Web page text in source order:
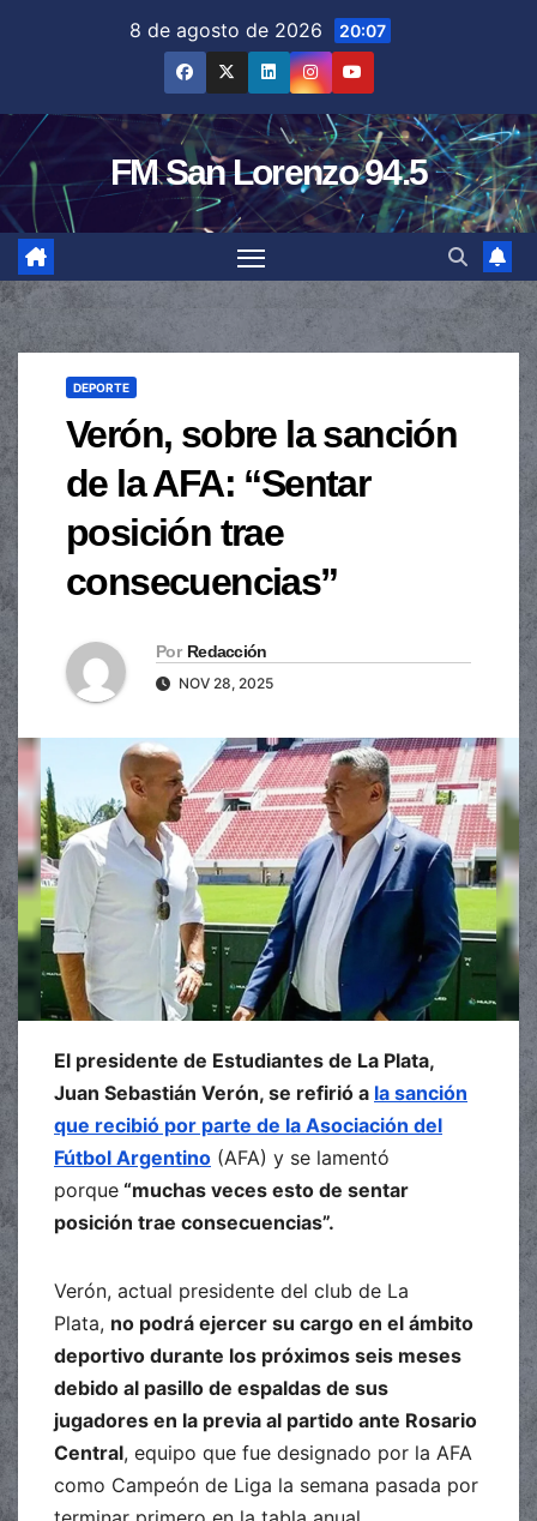
8 de agosto de 2026 20:07
FM San Lorenzo 94.5
DEPORTE
Verón, sobre la sanción
de la AFA: “Sentar
posición trae
consecuencias”
Por Redacción
NOV 28, 2025
El presidente de Estudiantes de La Plata,
Juan Sebastián Verón, se refirió a la sanción
que recibió por parte de la Asociación del
Fútbol Argentino (AFA) y se lamentó
porque “muchas veces esto de sentar
posición trae consecuencias”.
Verón, actual presidente del club de La
Plata, no podrá ejercer su cargo en el ámbito
deportivo durante los próximos seis meses
debido al pasillo de espaldas de sus
jugadores en la previa al partido ante Rosario
Central, equipo que fue designado por la AFA
como Campeón de Liga la semana pasada por